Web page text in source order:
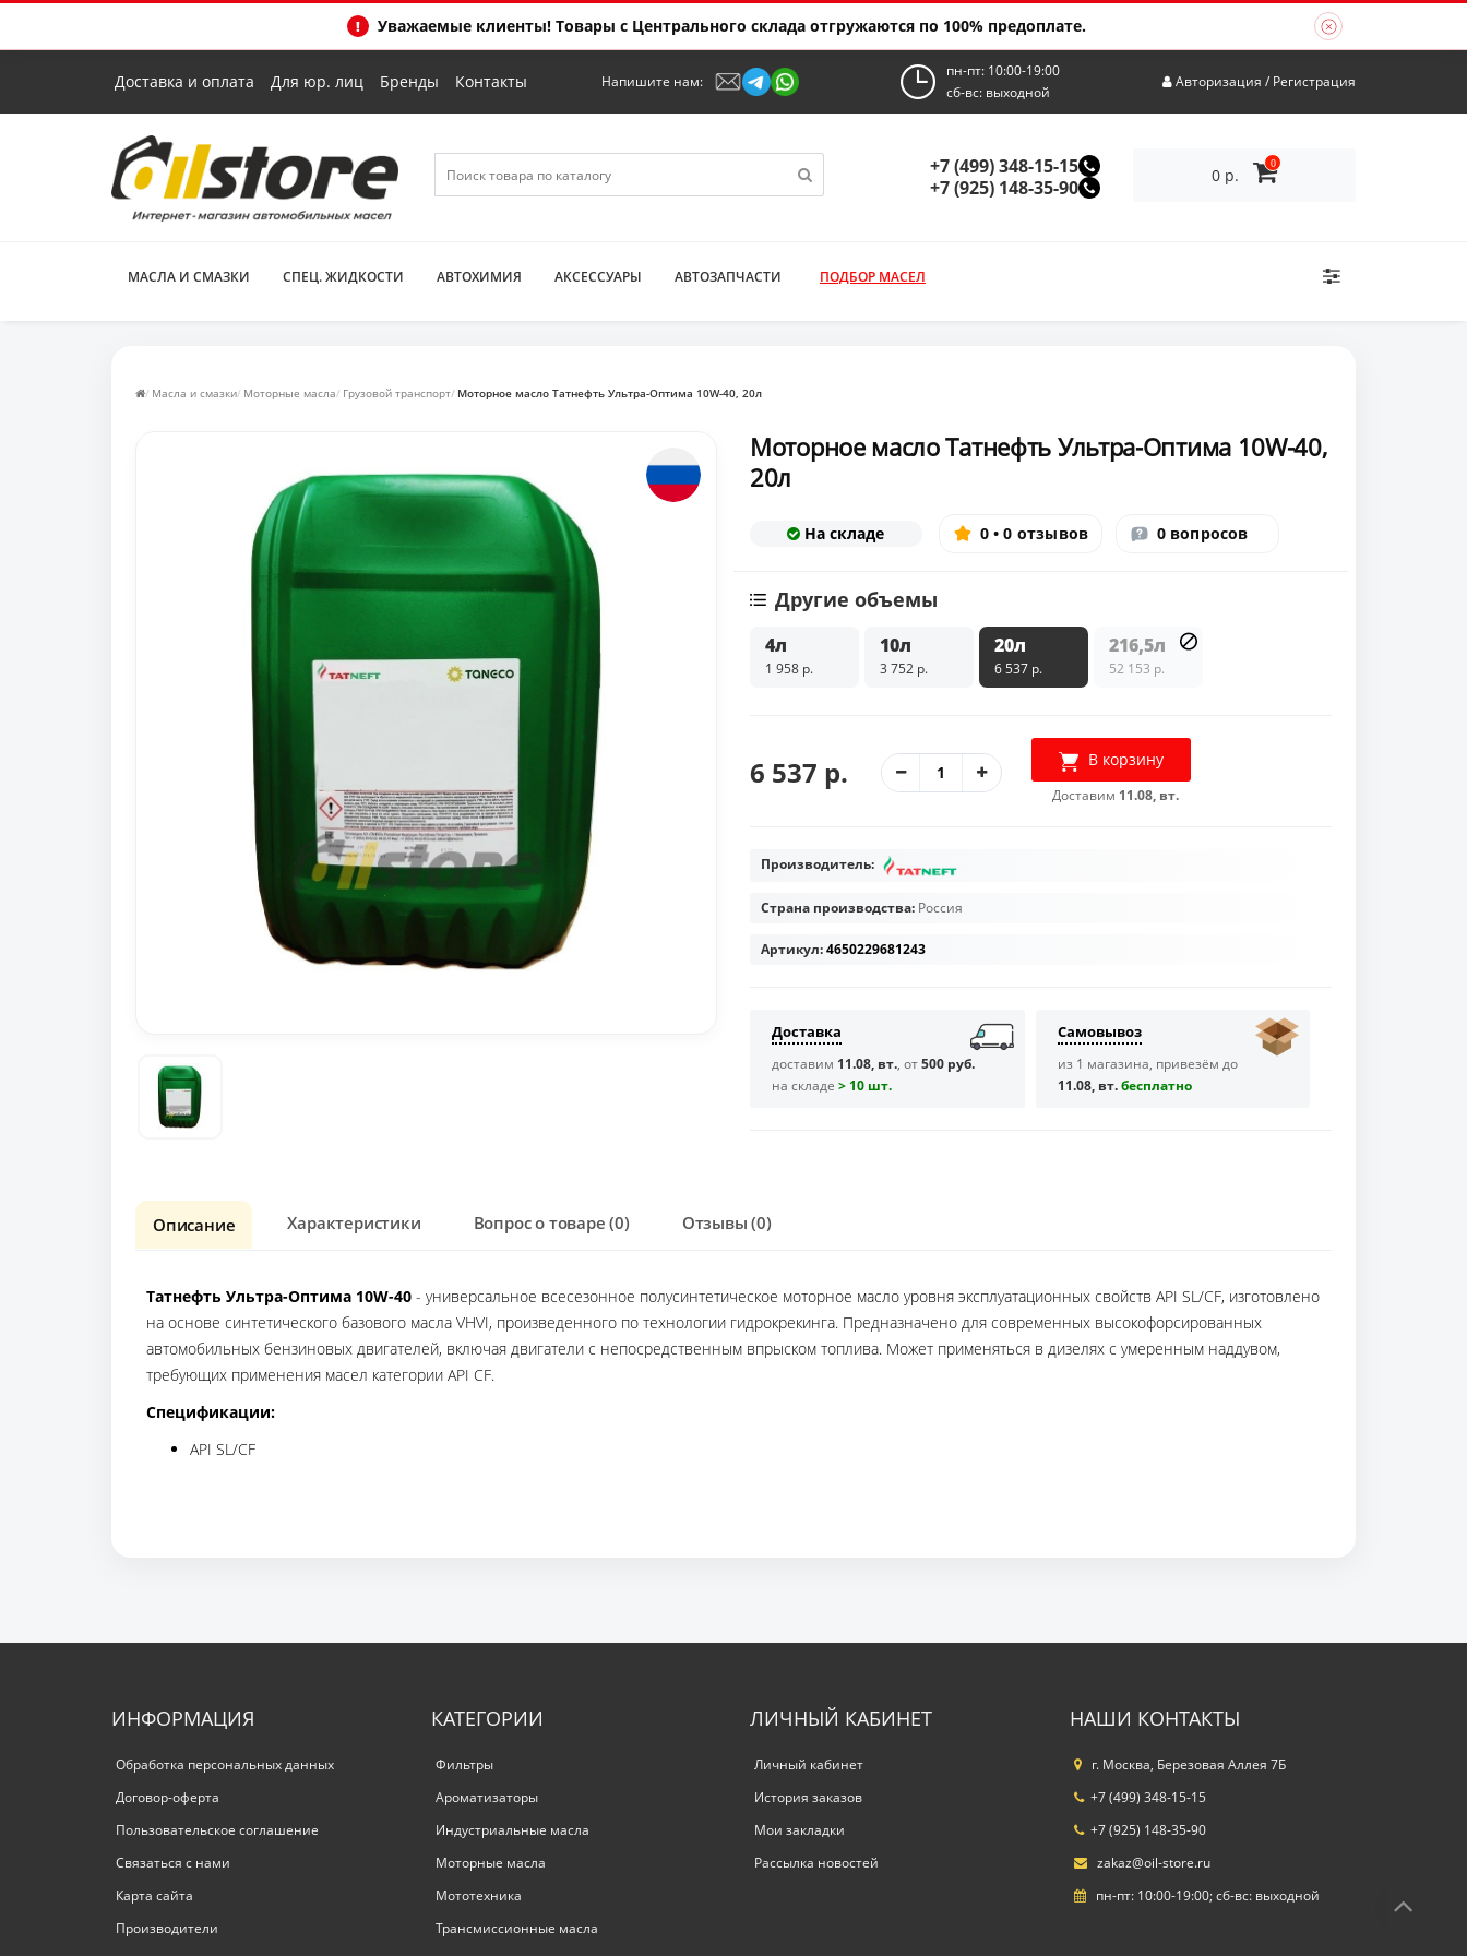
Уважаемые клиенты! Товары с Центрального склада отгружаются по 100% предоплате.
Доставка и оплата Для юр. лиц Бренды Контакты Напишите нам:
пн-пт: 10:00-19:00
сб-вс: выходной
Авторизация / Регистрация
+7 (499) 348-15-15
+7 (925) 148-35-90
0 р.
0
МАСЛА И СМАЗКИ СПЕЦ. ЖИДКОСТИ АВТОХИМИЯ АКСЕССУАРЫ АВТОЗАПЧАСТИ ПОДБОР МАСЕЛ
Масла и смазки Моторные масла Грузовой транспорт Моторное масло Татнефть Ультра-Оптима 10W-40, 20л
Моторное масло Татнефть Ультра-Оптима 10W-40,
20л
На складе 0 • 0 отзывов 0 вопросов
Другие объемы
4л
1 958 р.
10л
3 752 р.
20л
6 537 р.
216,5л
52 153 р.
6 537 р. В корзину
Доставим 11.08, вт.
Производитель:
Страна производства: Россия
Артикул:4650229681243
Доставка
доставим 11.08, вт., от500 руб.
на складе > 10 шт.
Самовывоз
из 1 магазина, привезём до
11.08, вт.бесплaтно
Описание Характеристики Вопрос о товаре (0) Отзывы (0)
Татнефть Ультра-Оптима 10W-40 - универсальное всесезонное полусинтетическое моторное масло уровня эксплуатационных свойств API SL/CF, изготовлено
на основе синтетического базового масла VHVI, произведенного по технологии гидрокрекинга. Предназначено для современных высокофорсированных
автомобильных бензиновых двигателей, включая двигатели с непосредственным впрыском топлива. Может применяться в дизелях с умеренным наддувом,
требующих применения масел категории API CF.
Спецификации:
API SL/CF
ИНФОРМАЦИЯ
Обработка персональных данных
Договор-оферта
Пользовательское соглашение
Связаться с нами
Карта сайта
Производители
КАТЕГОРИИ
Фильтры
Ароматизаторы
Индустриальные масла
Моторные масла
Мототехника
Трансмиссионные масла
ЛИЧНЫЙ КАБИНЕТ
Личный кабинет
История заказов
Мои закладки
Рассылка новостей
НАШИ КОНТАКТЫ
г. Москва, Березовая Аллея 7Б
+7 (499) 348-15-15
+7 (925) 148-35-90
zakaz@oil-store.ru
пн-пт: 10:00-19:00; сб-вс: выходной